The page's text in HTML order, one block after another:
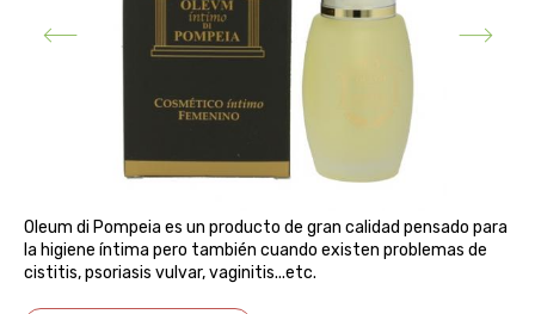
Oleum di Pompeia es un producto de gran calidad pensado para
la higiene íntima pero también cuando existen problemas de
cistitis, psoriasis vulvar, vaginitis...etc.
antiox y nutricosmética
vista y oídos
protección solar y mosquitos
conservas, patés y sopas
aloe pura laboratorios
alta pasticceria italiana
alter nativa 3
amandin
amapola